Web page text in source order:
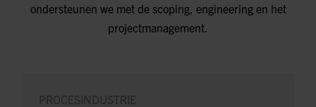
ondersteunen we met de scoping, engineering en het
projectmanagement.
PROCESINDUSTRIE